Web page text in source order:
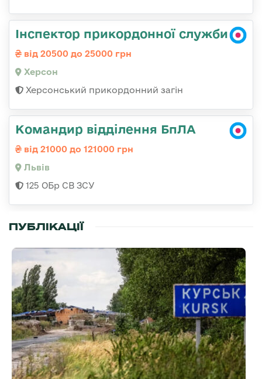
Інспектор прикордонної служби
від 20500 до 25000 грн
Херсон
Херсонський прикордонний загін
Командир відділення БпЛА
від 21000 до 121000 грн
Львів
125 ОБр СВ ЗСУ
ПУБЛІКАЦІЇ